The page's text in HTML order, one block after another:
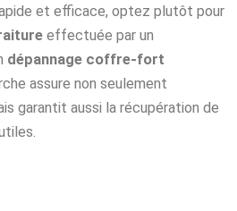
et efficace, optez plutôt pour
effectuée par un
dépannage coffre-fort
assure non seulement
garantit aussi la récupération de